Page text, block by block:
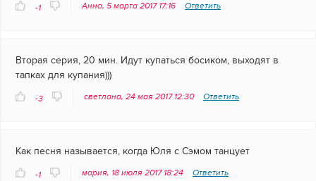
-1 Анна, 5 марта 2017 17:16 Ответить
Вторая серия, 20 мин. Идут купаться босиком, выходят в
тапках для купания)))
-3 светлана, 24 мая 2017 12:30 Ответить
Как песня называется, когда Юля с Сэмом танцует
-1 мария, 18 июля 2017 18:24 Ответить